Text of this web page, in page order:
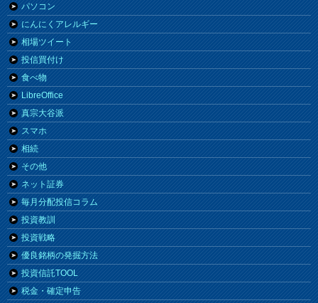
パソコン
にんにくアレルギー
相場ツイート
投信買付け
食べ物
LibreOffice
真宗大谷派
スマホ
相続
その他
ネット証券
毎月分配投信コラム
投資教訓
投資戦略
優良銘柄の発掘方法
投資信託TOOL
税金・確定申告